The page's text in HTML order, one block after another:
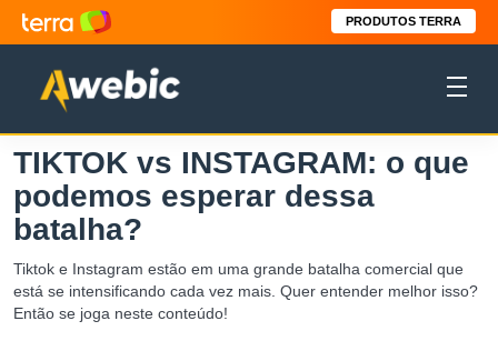
PRODUTOS TERRA
TIKTOK vs INSTAGRAM: o que
podemos esperar dessa
batalha?
Tiktok e Instagram estão em uma grande batalha comercial que
está se intensificando cada vez mais. Quer entender melhor isso?
Então se joga neste conteúdo!